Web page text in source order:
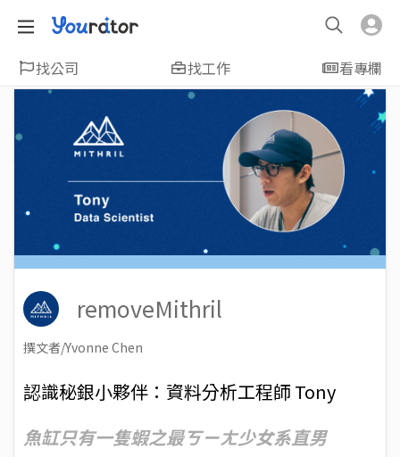
找公司 找工作 看專欄
removeMithril
撰文者/Yvonne Chen
認識秘銀小夥伴：資料分析工程師 Tony
魚缸只有一隻蝦之最ㄎㄧㄤ少女系直男